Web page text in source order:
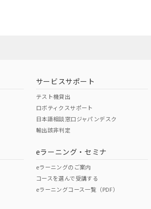
O
サービスサポート
テスト機貸出
ロボティクスサポート
日本語相談窓口ジャパンデスク
輸出該非判定
eラーニング・セミナ
eラーニングのご案内
コースを選んで受講する
eラーニングコース一覧（PDF）